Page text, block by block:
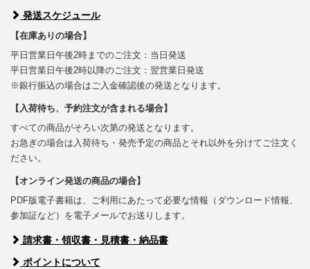
発送スケジュール
【在庫ありの場合】
平日営業日午後2時までのご注文：当日発送
平日営業日午後2時以降のご注文：翌営業日発送
※銀行振込の場合はご入金確認後の発送となります。
【入荷待ち、予約注文が含まれる場合】
すべての商品がそろい次第の発送となります。
お急ぎの場合は入荷待ち・発売予定の商品とそれ以外を分けてご注文く
ださい。
【オンライン発送の商品の場合】
PDF版電子書籍は、ご利用にあたって必要な情報（ダウンロード情報、
参加証など）を電子メールでお送りします。
請求書・領収書・見積書・納品書
ポイントについて